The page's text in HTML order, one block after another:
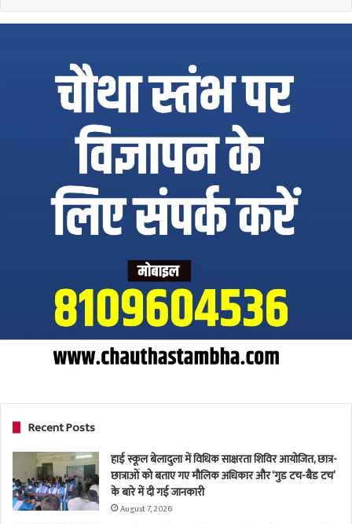
Recent Posts
हाई स्कूल बेलादुला में विधिक साक्षरता शिविर आयोजित, छात्र-
छात्राओं को बताए गए मौलिक अधिकार और ‘गुड टच-बैड टच’
के बारे में दी गई जानकारी
August 7, 2026